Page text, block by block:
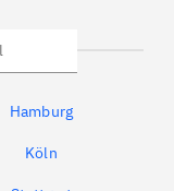
Hamburg
Köln